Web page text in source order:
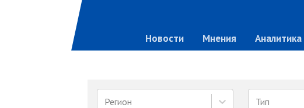
Новости Мнения Аналитика
Регион Тип